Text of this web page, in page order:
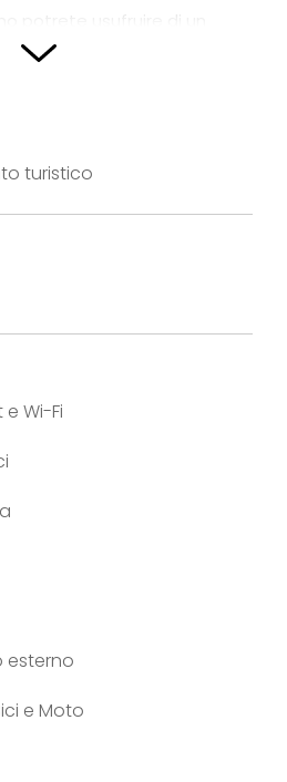
giochi per bambini e di un
da Appartamento
turistico
Wi-Fi
esterno
e Moto